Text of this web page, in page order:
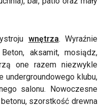
wnętrza. Wyraźnie
aksamit, mosiądz,
one razem niezwykle
undergroundowego klubu,
salonu. Nowoczesne
szorstkość drewna